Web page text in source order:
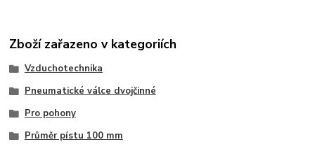
Zboží zařazeno v kategoriích
Vzduchotechnika
Pneumatické válce dvojčinné
Pro pohony
Průměr pístu 100 mm